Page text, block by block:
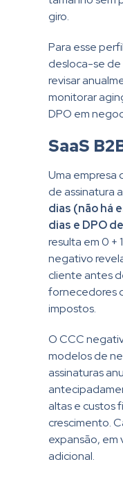
giro.
Para esse
desloca-se
revisar
monitorar
DPO em
SaaS
Uma empresa
de assinatura
dias (não há
dias e DPO
resulta em 0 +
negativo
cliente antes
fornecedores
impostos.
O CCC
modelos de
assinaturas
altas e custos
crescimento.
expansão, em
adicional.